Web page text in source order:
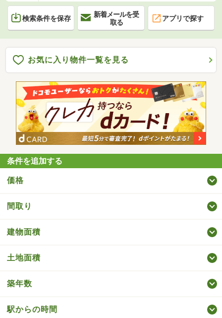
検索条件を保存
新着メールを受
取る
アプリで探す
お気に入り物件一覧を見る
条件を追加する
価格
間取り
建物面積
土地面積
築年数
駅からの時間